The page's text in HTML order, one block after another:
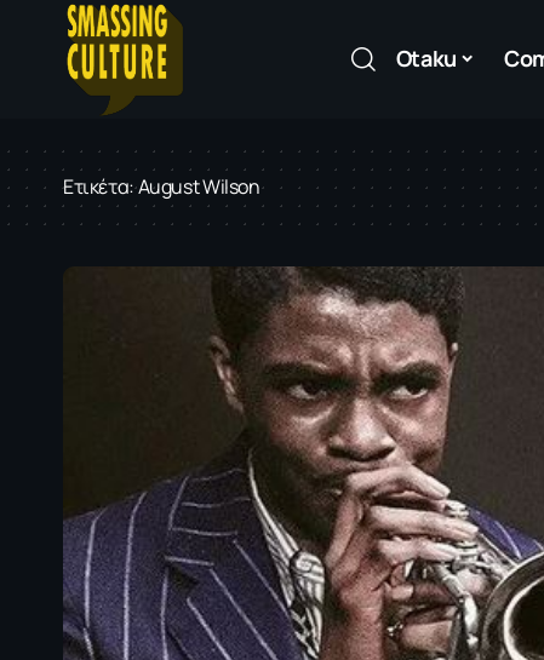
Otaku
Ετικέτα:August Wilson